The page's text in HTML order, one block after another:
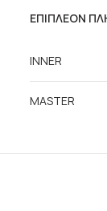
ΕΠΙΠΛΈΟΝ
INNER
MASTER